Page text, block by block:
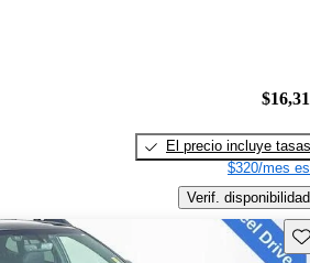
El precio incluye tasas
$320/mes
Verif. disponibilidad